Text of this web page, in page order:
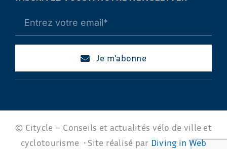
Je m'abonne
© Citycle – Conseils et actualités vélo de ville et
cyclotourisme • Site réalisé par Diving in Web